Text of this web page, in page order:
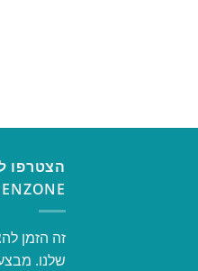
הצטרפו
זה הזמן
שלנו.